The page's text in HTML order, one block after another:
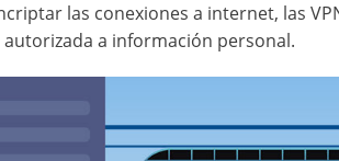
las conexiones a internet, las
a información personal.